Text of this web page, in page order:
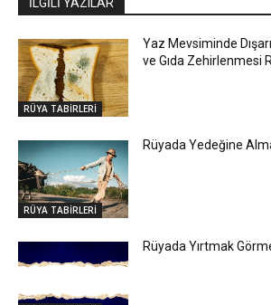
İLGİLİ YAZILAR
RÜYA TABİRLERİ
Yaz Mevsiminde
ve Gıda Zehirlenmesi
RÜYA TABİRLERİ
Rüyada Yedeğine
Rüyada Yırtmak